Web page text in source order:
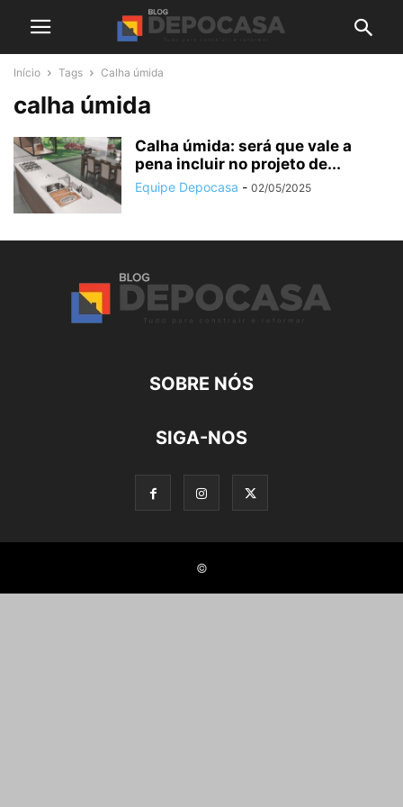
Início Tags Calha úmida
calha úmida
Calha úmida: será que vale a
pena incluir no projeto de...
Equipe Depocasa - 02/05/2025
SOBRE NÓS
SIGA-NOS
©